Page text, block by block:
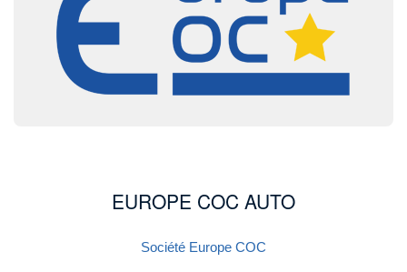
EUROPE COC AUTO
Société Europe COC